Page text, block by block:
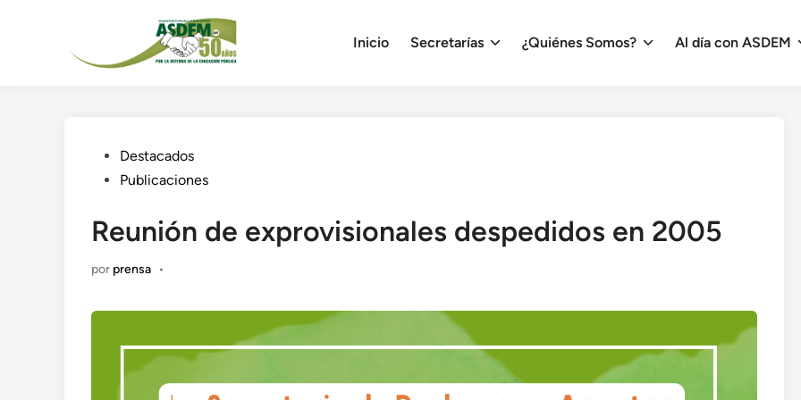
Inicio Secretarías ¿Quiénes Somos? Al día con ASDEM
Publicado
en
Destacados
Publicaciones
Reunión de exprovisionales despedidos en 2005
por prensa •